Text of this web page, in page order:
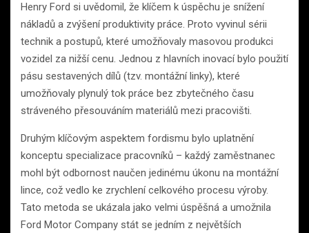
Henry Ford si uvědomil, že klíčem k úspěchu je snížení
nákladů a zvýšení produktivity práce. Proto vyvinul sérii
technik a postupů, které umožňovaly masovou produkci
vozidel za nižší cenu. Jednou z hlavních inovací bylo použití
pásu sestavených dílů (tzv. montážní linky), které
umožňovaly plynulý tok práce bez zbytečného času
stráveného přesouváním materiálů mezi pracovišti.
Druhým klíčovým aspektem fordismu bylo uplatnění
konceptu specializace pracovníků – každý zaměstnanec
mohl být odbornost naučen jedinému úkonu na montážní
lince, což vedlo ke zrychlení celkového procesu výroby.
Tato metoda se ukázala jako velmi úspěšná a umožnila
Ford Motor Company stát se jedním z největších